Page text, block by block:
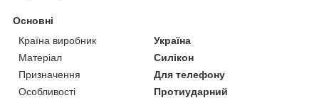
Основні
Країна виробник
Україна
Матеріал
Силікон
Призначення
Для телефону
Особливості
Протиударний